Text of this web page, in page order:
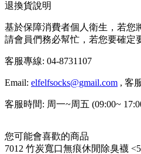
退換貨說明
基於保障消費者個人衛生，若您
請會員們務必幫忙，若您要確定
客服專線: 04-8731107
Email: elfelfsocks@gmail.com , 客
客服時間: 周一~周五 (09:00~
您可能會喜歡的商品
7012 竹炭寬口無痕休閒除臭襪